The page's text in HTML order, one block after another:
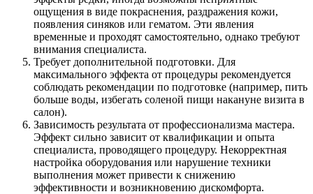
ощущения в виде покраснения, раздражения кожи,
появления синяков или гематом. Эти явления
временные и проходят самостоятельно, однако требуют
внимания специалиста.
Требует дополнительной подготовки. Для
максимального эффекта от процедуры рекомендуется
соблюдать рекомендации по подготовке (например, пить
больше воды, избегать соленой пищи накануне визита в
салон).
Зависимость результата от профессионализма мастера.
Эффект сильно зависит от квалификации и опыта
специалиста, проводящего процедуру. Некорректная
настройка оборудования или нарушение техники
выполнения может привести к снижению
эффективности и возникновению дискомфорта.